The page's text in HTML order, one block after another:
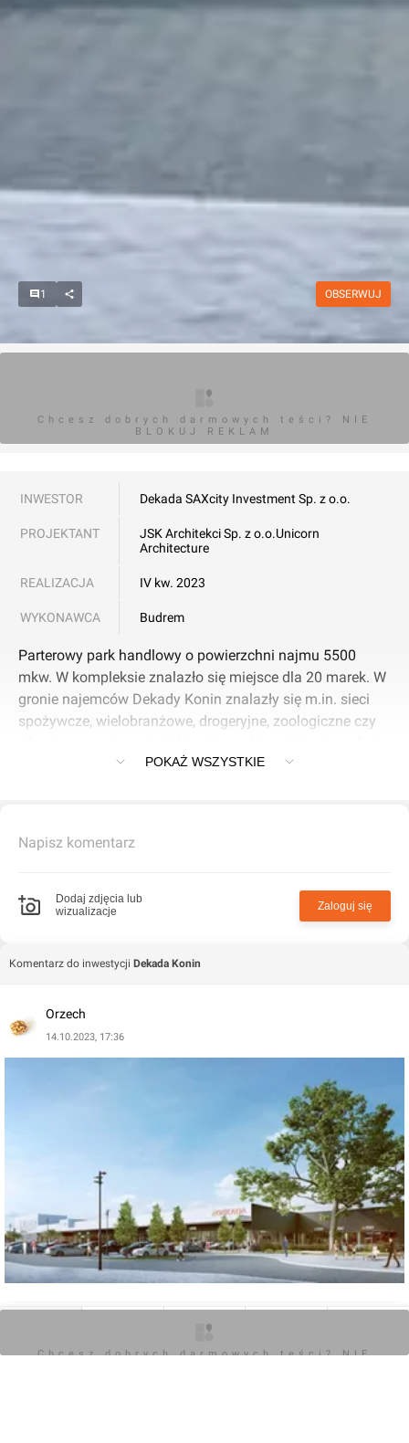
1 OBSERWUJ
Chcesz dobrych darmowych teści? NIE
BLOKUJ REKLAM
INWESTOR Dekada SAXcity Investment Sp. z o.o.
PROJEKTANT JSK Architekci Sp. z o.o.Unicorn
Architecture
REALIZACJA IV kw. 2023
WYKONAWCA Budrem
Parterowy park handlowy o powierzchni najmu 5500
mkw. W kompleksie znalazło się miejsce dla 20 marek. W
gronie najemców Dekady Konin znalazły się m.in. sieci
spożywcze, wielobranżowe, drogeryjne, zoologiczne czy
handlowo-usługowej będzie strefa restauracyjna.
takie jak Biedronka, TEDi czy Pepco ale także Rossmann,
POKAŻ WSZYSTKIE
Napisz komentarz
Dodaj zdjęcia lub
wizualizacje
Zaloguj się
Komentarz do inwestycji Dekada Konin
Orzech
14.10.2023, 17:36
0
Chcesz dobrych darmowych teści? NIE